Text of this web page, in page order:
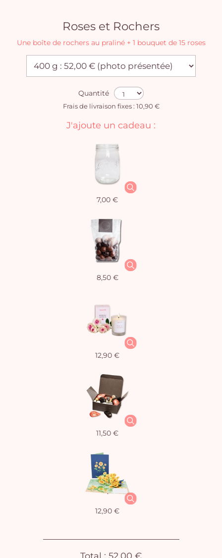
Roses et Rochers
Une boîte de rochers au praliné + 1 bouquet de 15 roses
Quantité
Frais de livraison fixes : 10,90 €
J'ajoute un cadeau :
7,00 €
8,50 €
12,90 €
11,50 €
12,90 €